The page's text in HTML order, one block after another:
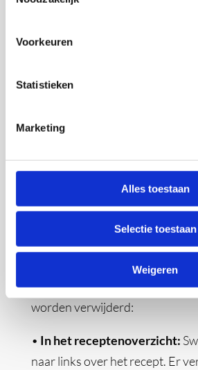
Voorkeuren
Statistieken
Marketing
Alles toestaan
Selectie toestaan
Weigeren
oventemperatuur en bron.
Ingrediënten
Klik op opslaan.
Belangrijk detail:Alleen de
recept is verplicht.
Recepten kunnen op
worden verwijderd:
• In het receptenoverzicht:
naar links over het recept. Er